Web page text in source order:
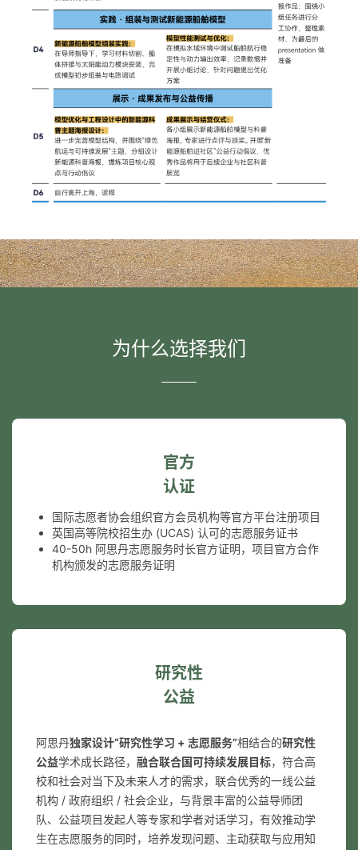
为什么选择我们
官方
认证
国际志愿者协会组织官方会员机构等官方平台注册项目
英国高等院校招生办 (UCAS) 认可的志愿服务证书
40-50h 阿思丹志愿服务时长官方证明，项目官方合作
机构颁发的志愿服务证明
阿思丹独家设计“研究性学习 + 志愿服务”相结合的研究性
公益学术成长路径， 融合联合国可持续发展目标，符合高
校和社会对当下及未来人才的需求，联合优秀的一线公益
机构 / 政府组织 / 社会企业，与背景丰富的公益导师团
队、公益项目发起人等专家和学者对话学习，有效推动学
生在志愿服务的同时，培养发现问题、主动获取与应用知
研究性
公益